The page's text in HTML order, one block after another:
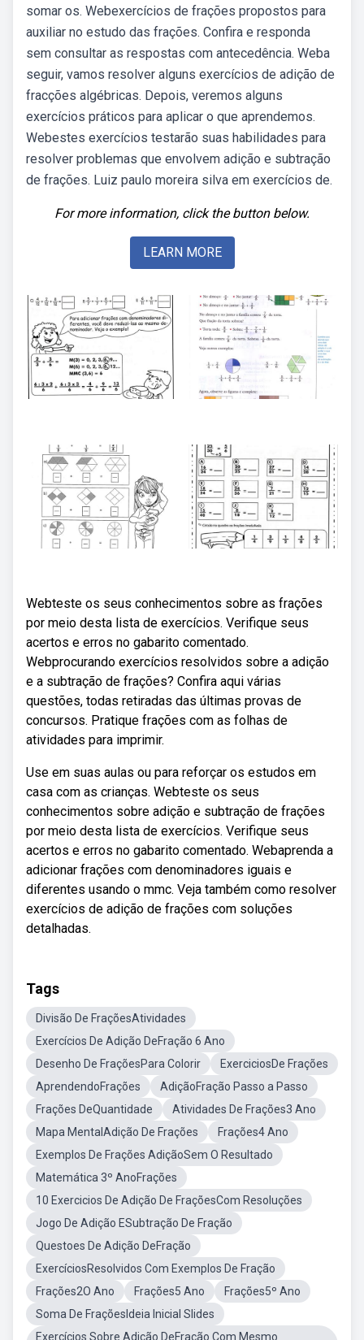
somar os. Webexercícios de frações propostos para
auxiliar no estudo das frações. Confira e responda
sem consultar as respostas com antecedência. Weba
seguir, vamos resolver alguns exercícios de adição de
fracções algébricas. Depois, veremos alguns
exercícios práticos para aplicar o que aprendemos.
Webestes exercícios testarão suas habilidades para
resolver problemas que envolvem adição e subtração
de frações. Luiz paulo moreira silva em exercícios de.
For more information, click the button below.
LEARN MORE
Webteste os seus conhecimentos sobre as frações
por meio desta lista de exercícios. Verifique seus
acertos e erros no gabarito comentado.
Webprocurando exercícios resolvidos sobre a adição
e a subtração de frações? Confira aqui várias
questões, todas retiradas das últimas provas de
concursos. Pratique frações com as folhas de
atividades para imprimir.
Use em suas aulas ou para reforçar os estudos em
casa com as crianças. Webteste os seus
conhecimentos sobre adição e subtração de frações
por meio desta lista de exercícios. Verifique seus
acertos e erros no gabarito comentado. Webaprenda a
adicionar frações com denominadores iguais e
diferentes usando o mmc. Veja também como resolver
exercícios de adição de frações com soluções
detalhadas.
Tags
Divisão De FraçõesAtividades
Exercícios De Adição DeFração 6 Ano
Desenho De FraçõesPara Colorir
ExerciciosDe Frações
AprendendoFrações
AdiçãoFração Passo a Passo
Frações DeQuantidade
Atividades De Frações3 Ano
Mapa MentalAdição De Frações
Frações4 Ano
Exemplos De Frações AdiçãoSem O Resultado
Matemática 3º AnoFrações
10 Exercicios De Adição De FraçõesCom Resoluções
Jogo De Adição ESubtração De Fração
Questoes De Adição DeFração
ExercíciosResolvidos Com Exemplos De Fração
Frações2O Ano
Frações5 Ano
Frações5º Ano
Soma De FraçõesIdeia Inicial Slides
Exercícios Sobre Adição DeFração Com Mesmo